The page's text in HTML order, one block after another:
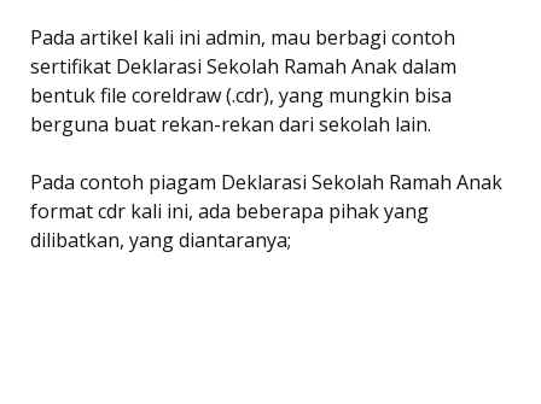
Pada artikel kali ini admin, mau berbagi contoh
sertifikat Deklarasi Sekolah Ramah Anak dalam
bentuk file coreldraw (.cdr), yang mungkin bisa
berguna buat rekan-rekan dari sekolah lain.
Pada contoh piagam Deklarasi Sekolah Ramah Anak
format cdr kali ini, ada beberapa pihak yang
dilibatkan, yang diantaranya;